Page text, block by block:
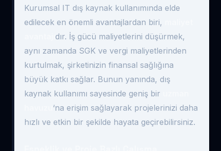
Kurumsal IT dış kaynak kullanımında elde
edilecek en önemli avantajlardan biri,
dır. İş gücü maliyetlerini düşürmek,
aynı zamanda SGK ve vergi maliyetlerinden
kurtulmak, şirketinizin finansal sağlığına
büyük katkı sağlar. Bunun yanında, dış
kaynak kullanımı sayesinde geniş bir
‘na erişim sağlayarak projelerinizi daha
hızlı ve etkin bir şekilde hayata geçirebilirsiniz.